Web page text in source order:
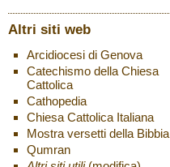
Altri siti web
Arcidiocesi di Genova
Catechismo della Chiesa
Cattolica
Cathopedia
Chiesa Cattolica Italiana
Mostra versetti della Bibbia
Qumran